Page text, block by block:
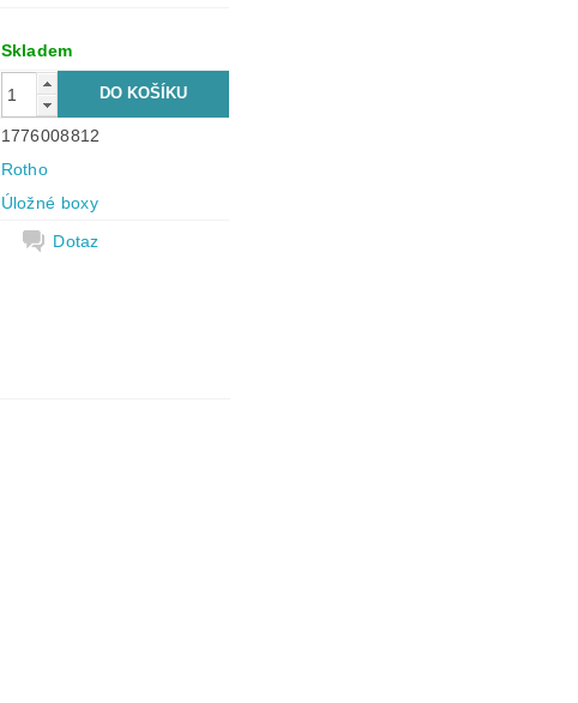
Skladem
1776008812
Rotho
Úložné boxy
Dotaz